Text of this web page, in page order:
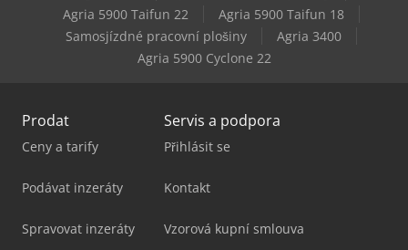
Komatsu Wa70M-8
Agria 5900 Taifun 22
Agria 5900 Taifun 18
Samosjízdné pracovní plošiny
Agria 3400
Agria 5900 Cyclone 22
Prodat
Ceny a tarify
Podávat inzeráty
Spravovat inzeráty
Servis a podpora
Přihlásit se
Kontakt
Vzorová kupní smlouva